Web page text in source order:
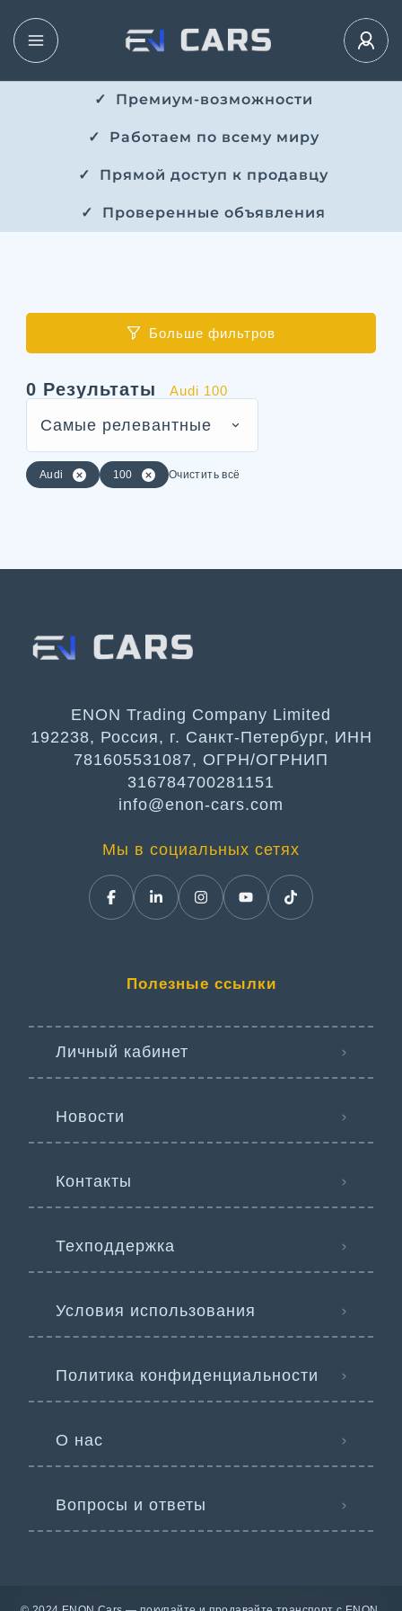
✓ ​​ Премиум-возможности
✓ ​ Работаем по всему миру
✓ ​ Прямой доступ к продавцу
✓ ​ Проверенные объявления
Больше фильтров
0 Результаты Audi 100
Самые релевантные
Audi 100 Очистить всё
ENON Trading Company Limited
192238, Россия, г. Санкт-Петербург, ИНН
781605531087, ОГРН/ОГРНИП
316784700281151
info@enon-cars.com
Мы в социальных сетях
Полезные ссылки
Личный кабинет
Новости
Контакты
Техподдержка
Условия использования
Политика конфиденциальности
О нас
Вопросы и ответы